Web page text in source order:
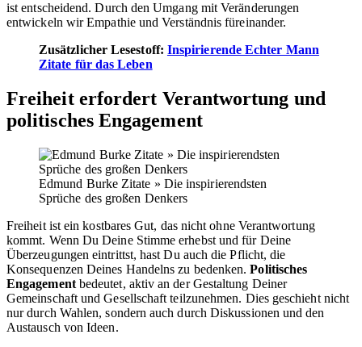
ist entscheidend. Durch den Umgang mit Veränderungen
entwickeln wir Empathie und Verständnis füreinander.
Zusätzlicher Lesestoff: Inspirierende Echter Mann
Zitate für das Leben
Freiheit erfordert Verantwortung und
politisches Engagement
Edmund Burke Zitate » Die inspirierendsten
Sprüche des großen Denkers
Freiheit ist ein kostbares Gut, das nicht ohne Verantwortung
kommt. Wenn Du Deine Stimme erhebst und für Deine
Überzeugungen eintrittst, hast Du auch die Pflicht, die
Konsequenzen Deines Handelns zu bedenken.Politisches
Engagementbedeutet, aktiv an der Gestaltung Deiner
Gemeinschaft und Gesellschaft teilzunehmen. Dies geschieht nicht
nur durch Wahlen, sondern auch durch Diskussionen und den
Austausch von Ideen.